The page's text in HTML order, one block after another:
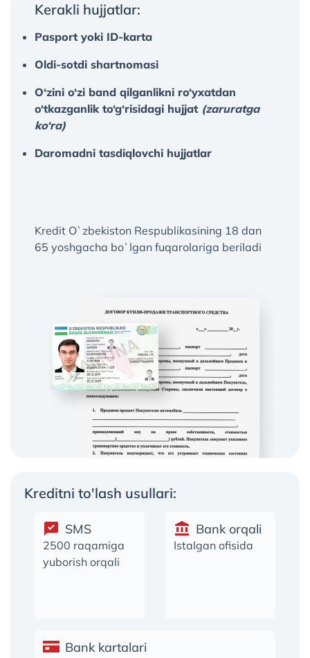
Kerakli hujjatlar:
Pasport yoki ID-karta
Oldi-sotdi shartnomasi
O‘zini o‘zi band qilganlikni ro‘yxatdan
o‘tkazganlik to‘g‘risidagi hujjat (zaruratga
ko‘ra)
Daromadni tasdiqlovchi hujjatlar
Kredit O`zbekiston Respublikasining 18 dan
65 yoshgacha bo`lgan fuqarolariga beriladi
Kreditni to'lash usullari:
SMS
2500 raqamiga
yuborish orqali
Bank orqali
Istalgan ofisida
Bank kartalari